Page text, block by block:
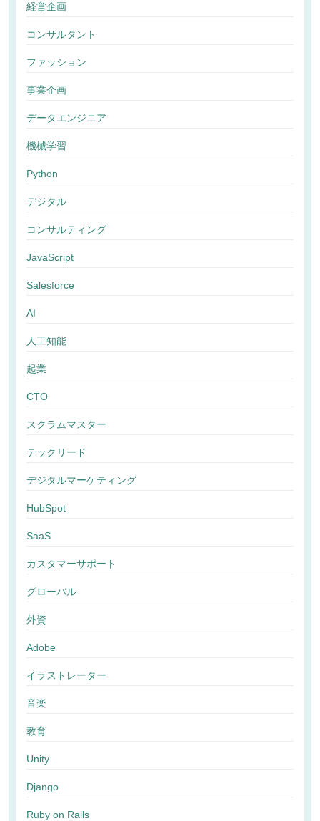
経営企画
コンサルタント
ファッション
事業企画
データエンジニア
機械学習
Python
デジタル
コンサルティング
JavaScript
Salesforce
AI
人工知能
起業
CTO
スクラムマスター
テックリード
デジタルマーケティング
HubSpot
SaaS
カスタマーサポート
グローバル
外資
Adobe
イラストレーター
音楽
教育
Unity
Django
Ruby on Rails